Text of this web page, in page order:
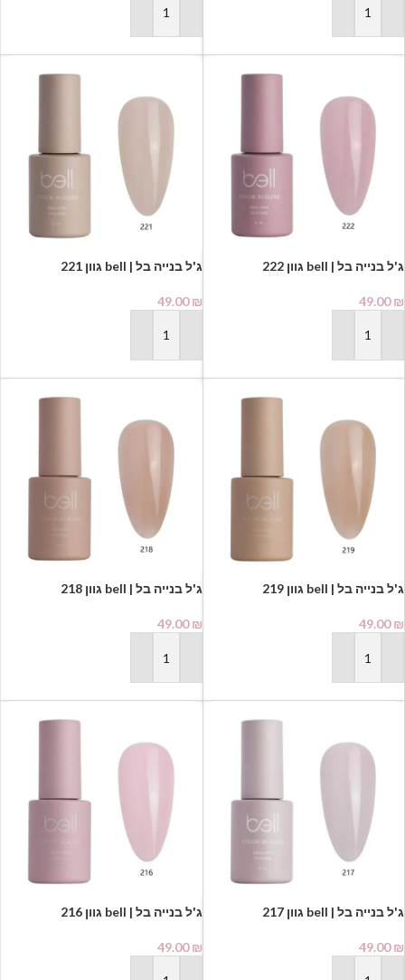
הוספה לסל הוספה לסל
ג'ל בנייה בל | bell גוון 222
49.00₪
הוספה לסל
ג'ל בנייה בל | bell גוון 221
49.00₪
הוספה לסל
ג'ל בנייה בל | bell גוון 219
49.00₪
הוספה לסל
ג'ל בנייה בל | bell גוון 218
49.00₪
הוספה לסל
ג'ל בנייה בל | bell גוון 217
49.00₪
ג'ל בנייה בל | bell גוון 216
49.00₪